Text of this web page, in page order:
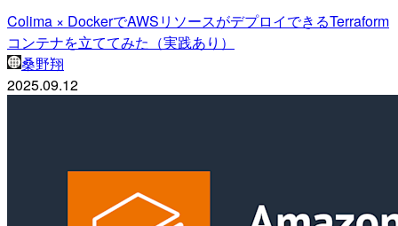
Colima × DockerでAWSリソースがデプロイできるTerraform
コンテナを立ててみた（実践あり）
桑野翔
2025.09.12